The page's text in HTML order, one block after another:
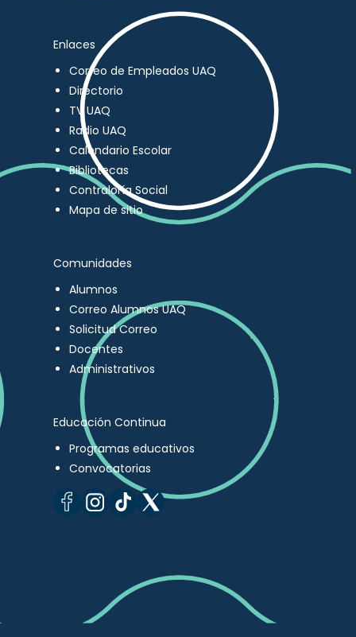
Enlaces
Correo de Empleados UAQ
Directorio
TV UAQ
Radio UAQ
Calendario Escolar
Bibliotecas
Contraloría Social
Mapa de sitio
Comunidades
Alumnos
Correo Alumnos UAQ
Solicitud Correo
Docentes
Administrativos
Educación Continua
Programas educativos
Convocatorias